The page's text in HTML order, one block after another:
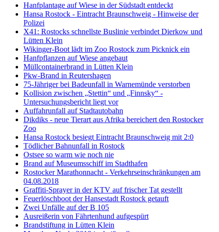
Hanfplantage auf Wiese in der Südstadt entdeckt
Hansa Rostock - Eintracht Braunschweig - Hinweise der
Polizei
X41: Rostocks schnellste Buslinie verbindet Dierkow und
Lütten Klein
Wikinger-Boot lädt im Zoo Rostock zum Picknick ein
Hanfpflanzen auf Wiese angebaut
Müllcontainerbrand in Lütten Klein
Pkw-Brand in Reutershagen
75-Jähriger bei Badeunfall in Warnemünde verstorben
Kollision zwischen „Stettin“ und „Finnsky“ -
Untersuchungsbericht liegt vor
Auffahrunfall auf Stadtautobahn
Dikdiks - neue Tierart aus Afrika bereichert den Rostocker
Zoo
Hansa Rostock besiegt Eintracht Braunschweig mit 2:0
Tödlicher Bahnunfall in Rostock
Ostsee so warm wie noch nie
Brand auf Museumsschiff im Stadthafen
Rostocker Marathonnacht - Verkehrseinschränkungen am
04.08.2018
Graffiti-Sprayer in der KTV auf frischer Tat gestellt
Feuerlöschboot der Hansestadt Rostock getauft
Zwei Unfälle auf der B 105
Ausreißerin von Fährtenhund aufgespürt
Brandstiftung in Lütten Klein